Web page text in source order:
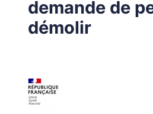
demande de
démolir